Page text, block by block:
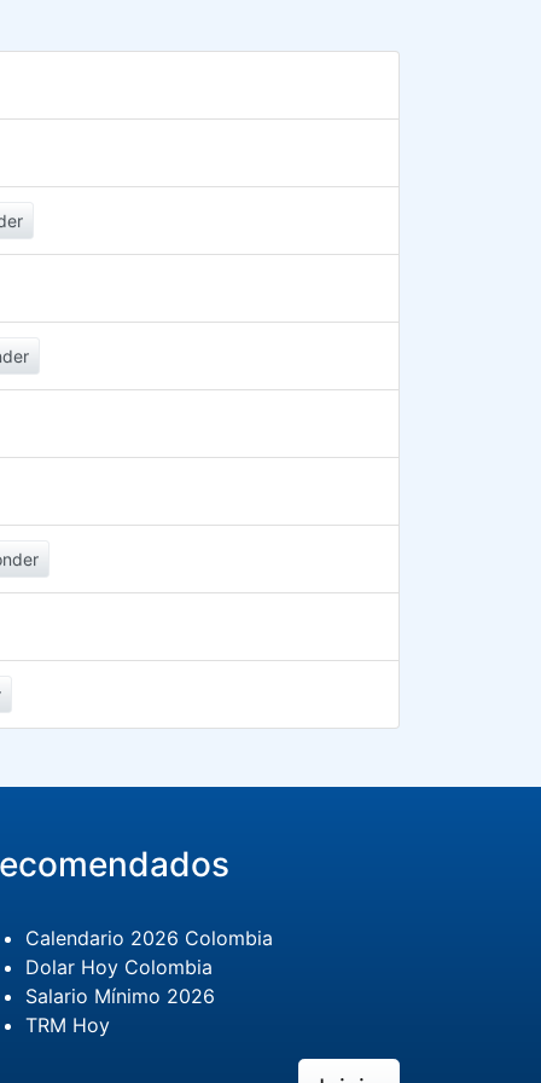
Calendario 2026 Colombia
Dolar Hoy Colombia
Salario Mínimo 2026
TRM Hoy